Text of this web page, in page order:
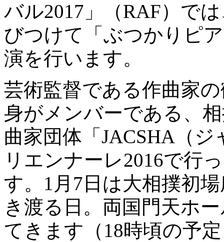
バル2017」（RAF）で
びつけて「ぶつかりピ
演を行います。
芸術監督である作曲家
身がメンバーである、
曲家団体「JACSHA（
リエンナーレ2016で行
す。1月7日は大相撲初
き渡る日。両国門天ホ
てきます（18時頃の予